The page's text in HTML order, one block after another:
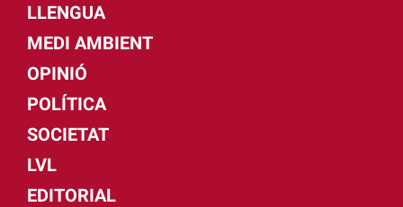
LLENGUA
MEDI AMBIENT
OPINIÓ
POLÍTICA
SOCIETAT
LVL
EDITORIAL